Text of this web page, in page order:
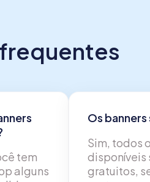
tem
alguns
Os
Sim, todos
gratuitos,